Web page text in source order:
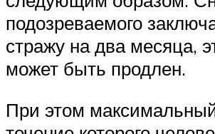
подозреваемого
стражу на два месяца,
может быть продлен.
При этом